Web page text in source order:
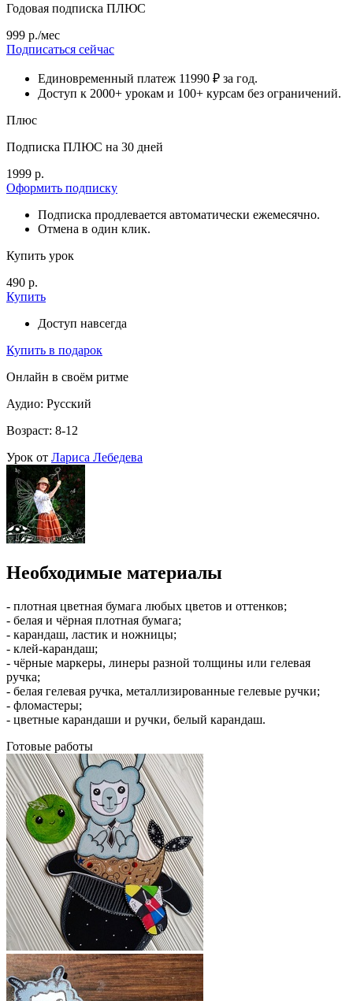
Годовая подписка ПЛЮС
999 р./мес
Подписаться сейчас
Единовременный платеж 11990 ₽ за год.
Доступ к 2000+ урокам и 100+ курсам без ограничений.
Плюс
Подписка ПЛЮС на 30 дней
1999 р.
Оформить подписку
Подписка продлевается автоматически ежемесячно.
Отмена в один клик.
Купить урок
490 р.
Купить
Доступ навсегда
Купить в подарок
Онлайн в своём ритме
Аудио: Русский
Возраст: 8-12
Урок от Лариса Лебедева
Необходимые материалы
- плотная цветная бумага любых цветов и оттенков;
- белая и чёрная плотная бумага;
- карандаш, ластик и ножницы;
- клей-карандаш;
- чёрные маркеры, линеры разной толщины или гелевая
ручка;
- белая гелевая ручка, металлизированные гелевые ручки;
- фломастеры;
- цветные карандаши и ручки, белый карандаш.
Готовые работы